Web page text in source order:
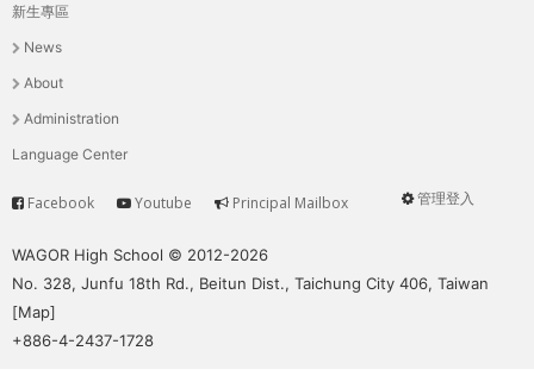
主
選
單
新生專區
News
About
Administration
Language Center
User
管理登入
Service
Facebook Youtube Principal Mailbox
WAGOR High School © 2012-2026
No. 328, Junfu 18th Rd., Beitun Dist., Taichung City 406, Taiwan
[Map]
+886-4-2437-1728